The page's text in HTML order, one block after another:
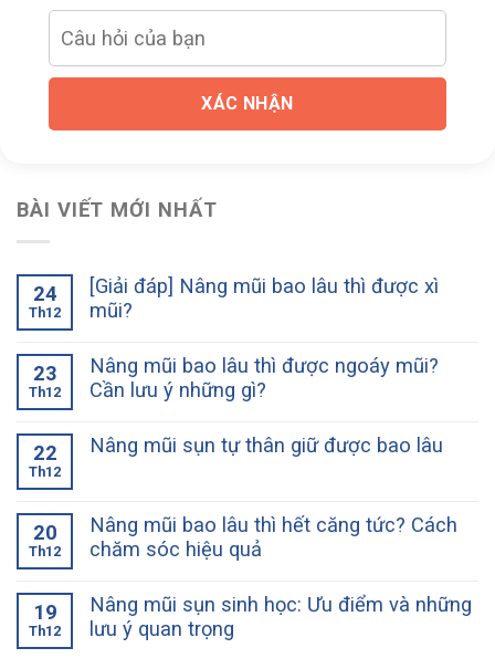
XÁC NHẬN
BÀI VIẾT MỚI NHẤT
24
Th12
[Giải đáp] Nâng mũi bao lâu thì được xì
mũi?
23
Th12
Nâng mũi bao lâu thì được ngoáy mũi?
Cần lưu ý những gì?
22
Th12
Nâng mũi sụn tự thân giữ được bao lâu
20
Th12
Nâng mũi bao lâu thì hết căng tức? Cách
chăm sóc hiệu quả
19
Th12
Nâng mũi sụn sinh học: Ưu điểm và những
lưu ý quan trọng